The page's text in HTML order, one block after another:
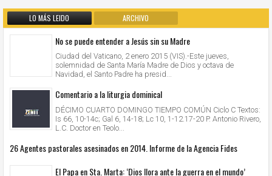
LO MÁS LEIDO ARCHIVO
No se puede entender a Jesús sin su Madre
Ciudad del Vaticano, 2 enero 2015 (VIS).-Este jueves,
solemnidad de Santa María Madre de Dios y octava de
Navidad, el Santo Padre ha presid...
Comentario a la liturgia dominical
DÉCIMO CUARTO DOMINGO TIEMPO COMÚN Ciclo C Textos:
Is 66, 10-14c; Gal 6, 14-18; Lc 10, 1-12.17-20 P. Antonio Rivero,
L.C. Doctor en Teolo...
26 Agentes pastorales asesinados en 2014. Informe de la Agencia Fides
El Papa en Sta. Marta: ‘Dios llora ante la guerra en el mundo’